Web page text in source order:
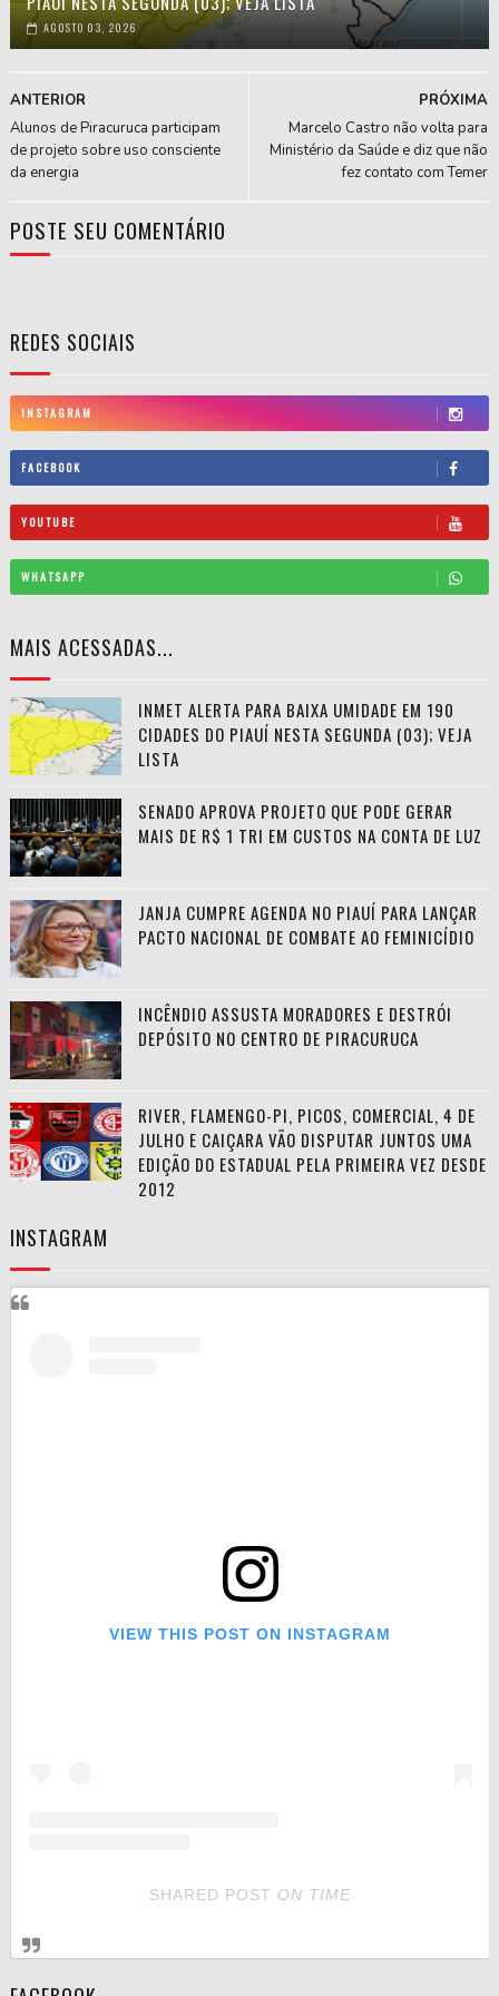
AGOSTO 03, 2026
PRÓXIMA
Marcelo Castro não volta para
Ministério da Saúde e diz que não
fez contato com Temer
ANTERIOR
Alunos de Piracuruca participam
de projeto sobre uso consciente
da energia
POSTE SEU COMENTÁRIO
REDES SOCIAIS
INSTAGRAM
FACEBOOK
YOUTUBE
WHATSAPP
MAIS ACESSADAS...
INMET ALERTA PARA BAIXA UMIDADE EM 190
CIDADES DO PIAUÍ NESTA SEGUNDA (03); VEJA
LISTA
SENADO APROVA PROJETO QUE PODE GERAR
MAIS DE R$ 1 TRI EM CUSTOS NA CONTA DE LUZ
JANJA CUMPRE AGENDA NO PIAUÍ PARA LANÇAR
PACTO NACIONAL DE COMBATE AO FEMINICÍDIO
INCÊNDIO ASSUSTA MORADORES E DESTRÓI
DEPÓSITO NO CENTRO DE PIRACURUCA
RIVER, FLAMENGO-PI, PICOS, COMERCIAL, 4 DE
JULHO E CAIÇARA VÃO DISPUTAR JUNTOS UMA
EDIÇÃO DO ESTADUAL PELA PRIMEIRA VEZ DESDE
2012
INSTAGRAM
VIEW THIS POST ON INSTAGRAM
SHARED POST ON TIME